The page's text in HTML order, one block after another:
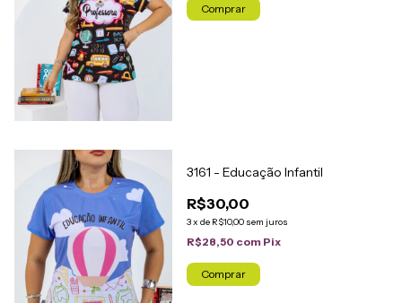
Comprar
3161 - Educação Infantil
R$30,00
3x de R$10,00 sem juros
R$28,50 com Pix
Comprar